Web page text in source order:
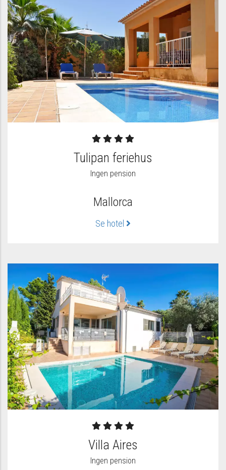
Tulipan feriehus
Ingen pension
Mallorca
Se hotel
Villa Aires
Ingen pension